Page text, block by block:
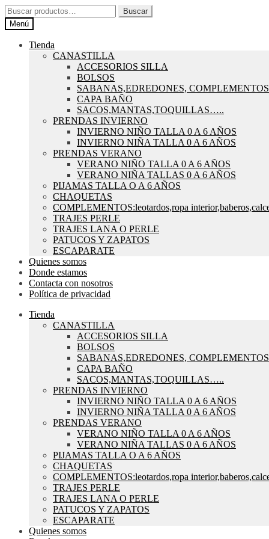
Ir
a
la
navegación
Ir
al
contenido
Buscar
por:
Buscar
Menú
Tienda
CANASTILLA
ACCESORIOS SILLA
BOLSOS
SABANAS,EDREDONES,
CAPA BAÑO
SACOS,MANTAS,TOQUILLAS…..
PRENDAS INVIERNO
INVIERNO NIÑO TALLA 0 A 6 AÑOS
INVIERNO NIÑA TALLA 0 A 6 AÑOS
PRENDAS VERANO
VERANO NIÑO TALLA 0 A 6 AÑOS
VERANO NIÑA TALLAS 0 A 6 AÑOS
PIJAMAS TALLA O A 6 AÑOS
CHAQUETAS
COMPLEMENTOS:leotardos,ropa
TRAJES PERLE
TRAJES LANA O PERLE
PATUCOS Y ZAPATOS
ESCAPARATE
Quienes somos
Donde estamos
Contacta con nosotros
Política de privacidad
Tienda
CANASTILLA
ACCESORIOS SILLA
BOLSOS
SABANAS,EDREDONES,
CAPA BAÑO
SACOS,MANTAS,TOQUILLAS…..
PRENDAS INVIERNO
INVIERNO NIÑO TALLA 0 A 6 AÑOS
INVIERNO NIÑA TALLA 0 A 6 AÑOS
PRENDAS VERANO
VERANO NIÑO TALLA 0 A 6 AÑOS
VERANO NIÑA TALLAS 0 A 6 AÑOS
PIJAMAS TALLA O A 6 AÑOS
CHAQUETAS
COMPLEMENTOS:leotardos,ropa
TRAJES PERLE
TRAJES LANA O PERLE
PATUCOS Y ZAPATOS
ESCAPARATE
Quienes somos